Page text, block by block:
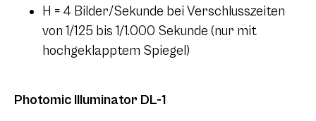
H = 4 Bilder/Sekunde bei Verschlusszeiten
von 1/125 bis 1/1.000 Sekunde (nur mit
hochgeklapptem Spiegel)
Photomic Illuminator DL-1